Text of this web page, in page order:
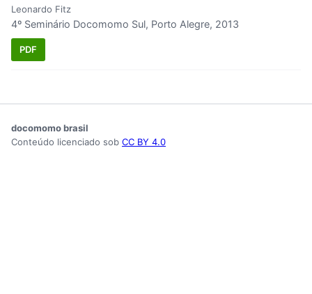
Leonardo Fitz
4º Seminário Docomomo Sul, Porto Alegre, 2013
PDF
docomomo brasil
Conteúdo licenciado sob CC BY 4.0